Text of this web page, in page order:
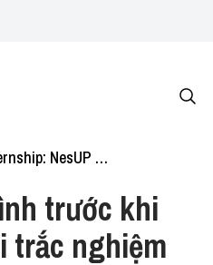
Nesternship: NesUP 2025
trước khi
trắc nghiệm